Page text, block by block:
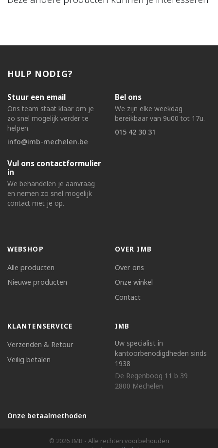
HULP NODIG?
Stuur een email
Ons team staat klaar om je
zo snel mogelijk verder te
helpen.
info@imb-mechelen.be
Bel ons
We zijn elke weekdag
bereikbaar van 9u00 tot 17u.
015 42 30 31
Vul ons contactformulier
in
We behandelen je aanvraag
en nemen zo snel mogelijk
contact met je op.
WEBSHOP
Alle producten
Nieuwe producten
OVER IMB
Over ons
Onze winkel
Contact
KLANTENSERVICE
Verzenden & Retour
Veilig betalen
IMB
Uw specialist in
kantoorbenodigdheden sinds
1938
De Regenboog 11 b 39
2800 Mechelen
Onze betaalmethoden
© 2026 IMB - Alle rechten voorbehouden